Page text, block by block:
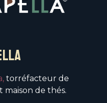
torréfacteur de
maison de thés.